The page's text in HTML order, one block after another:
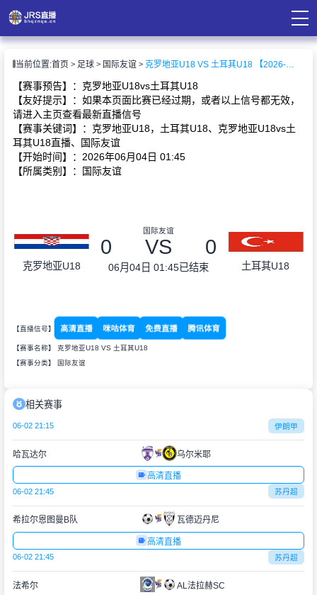
播
讯
当前位置:首页 足球 国际友谊 克罗地亚U18 VS 土耳其U18 【2026-06-04 01:45:00】
【赛事预告】：克罗地亚U18vs土耳其U18
【友好提示】：如果本页面比赛已经过期，或者以上信号都无效，
请进入主页查看最新直播信号
【赛事关键词】：克罗地亚U18，土耳其U18、克罗地亚U18vs土
耳其U18直播、国际友谊
【开始时间】：2026年06月04日 01:45
【所属类别】：国际友谊
克罗地亚U18
国际友谊
0 VS 0
06月04日 01:45已结束 土耳其U18
【直播信号】 高清直播 咪咕体育 免费直播 腾讯体育
【赛事名称】 克罗地亚U18 VS 土耳其U18
【赛事分类】 国际友谊
相关赛事
06-02 21:15 伊朗甲
哈瓦达尔 乌尔米耶
高清直播
06-02 21:45 苏丹超
希拉尔恩图曼B队 瓦德迈丹尼
高清直播
06-02 21:45 苏丹超
法希尔 AL法拉赫SC